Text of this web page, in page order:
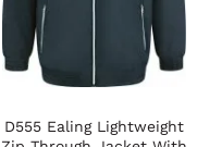
D555 Ealing Lightweight